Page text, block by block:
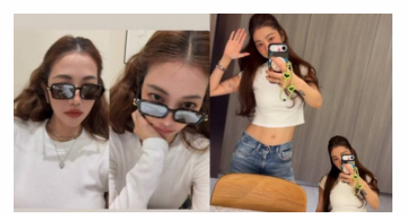
現場氣氛。陳漢典、阿本、木木一同主持高雄跨年晚會
《2026雄嗨趴》。（圖／高雄市政府提供）演出過程中，
上方大螢幕不時捕捉到台下的陳漢典，只見他眼神滿滿愛
意、笑容藏都藏不住，畫面一播出立刻引發全場歡呼，也成
為晚會一大話題亮點。Lulu在台上開心分享心情，笑說自己
算是「圓夢了」，回憶22歲那年第一次主持跨年就是在高
雄，沒想到12年後再次回到同一座城市，卻能以歌手身分站
上舞台，格外具有意義。不過Lulu演出後意猶未盡，一直離
開晚會現場，最後還被現場工作人員提醒離場，讓陳漢典笑
說：「請神容易送神難。」